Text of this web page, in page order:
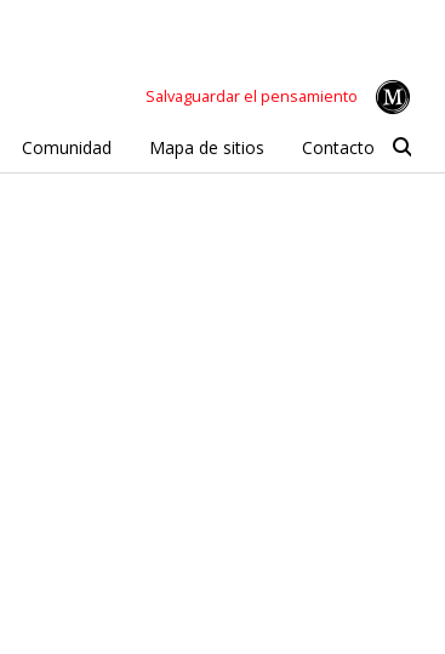
Salvaguardar el pensamiento
Comunidad Mapa de sitios Contacto